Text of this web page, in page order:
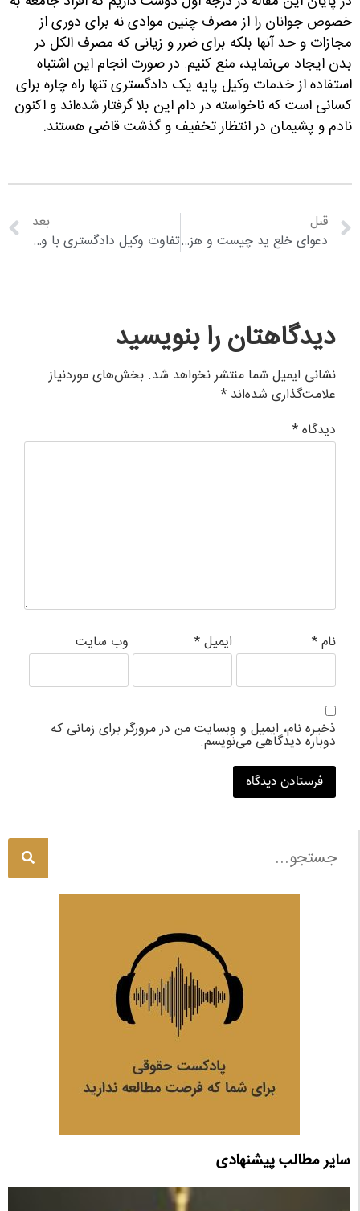
خصوص جوانان را از مصرف چنین موادی نه برای دوری از
مجازات و حد آنها بلکه برای ضرر و زیانی که مصرف الکل در
بدن ایجاد می‌نماید، منع کنیم. در صورت انجام این اشتباه
استفاده از خدمات وکیل پایه یک دادگستری تنها راه چاره برای
کسانی است که ناخواسته در دام این بلا گرفتار شده‌اند و اکنون
نادم و پشیمان در انتظار تخفیف و گذشت قاضی هستند.
قبل
دعوای خلع ید چیست و هزینه ی آن چقدر است؟
بعد
تفاوت وکیل دادگستری با وکیل قوه قضاییه چیست؟
دیدگاهتان را بنویسید
نشانی ایمیل شما منتشر نخواهد شد. بخش‌های موردنیاز
علامت‌گذاری شده‌اند *
دیدگاه*
نام* ایمیل* وب‌ سایت
ذخیره نام، ایمیل و وبسایت من در مرورگر برای زمانی که
دوباره دیدگاهی می‌نویسم.
سایر مطالب پیشنهادی